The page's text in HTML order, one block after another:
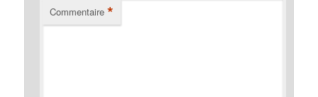
Commentaire *